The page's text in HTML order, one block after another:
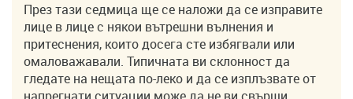
През тази седмица ще се наложи да се изправите
лице в лице с някои вътрешни вълнения и
притеснения, които досега сте избягвали или
омаловажавали. Типичната ви склонност да
гледате на нещата по-леко и да се изплъзвате от